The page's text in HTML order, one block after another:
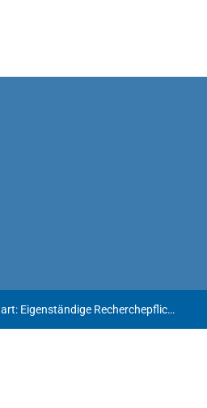
Bericht über Ex-Nationaltorwart: Eigenständige Recherchepflicht bei Übernahme fremder Meldungen